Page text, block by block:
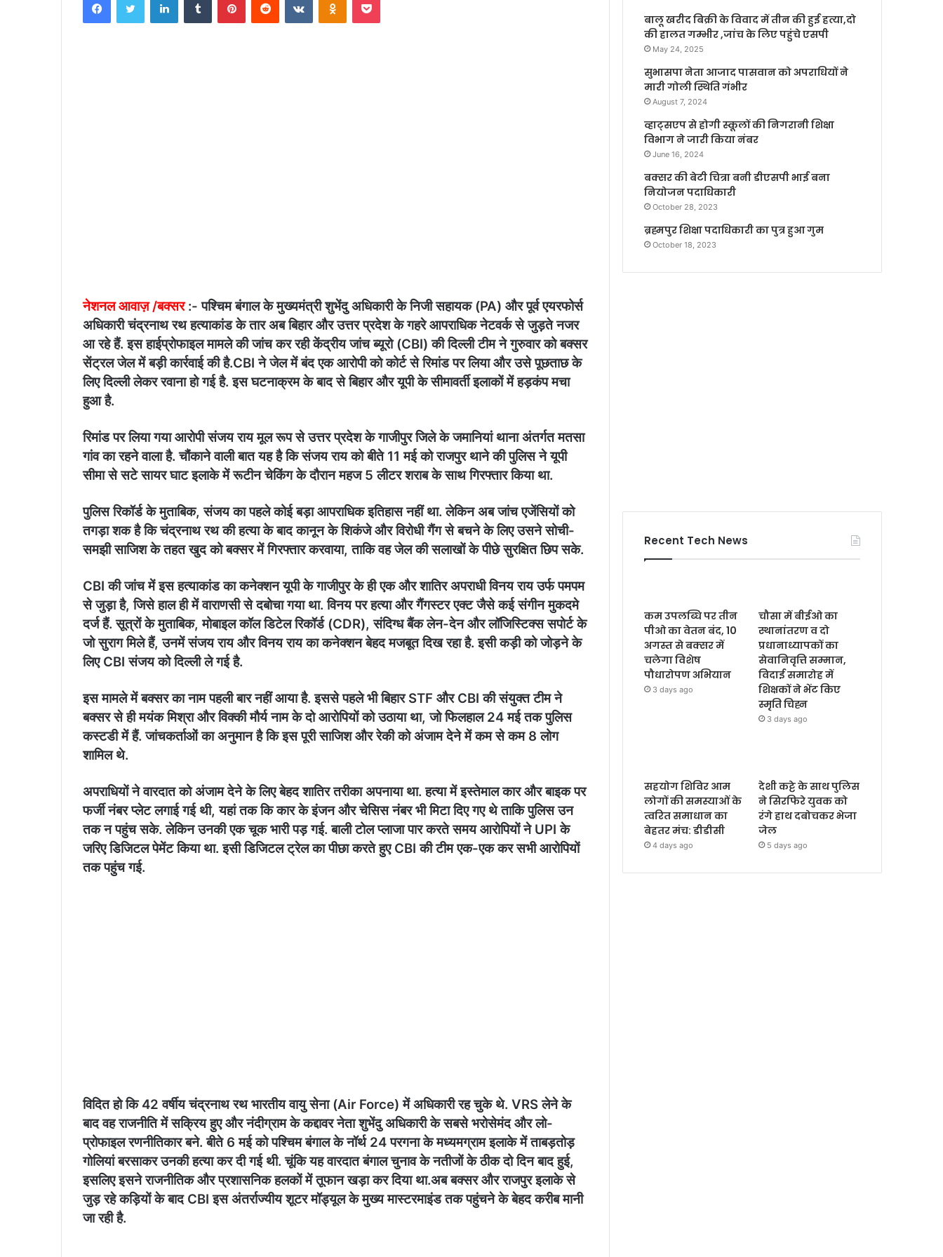
d
नेशनल आवाज़ /बक्सर:- पश्चिम बंगाल के मुख्यमंत्री शुभेंदु अधिकारी के निजी सहायक (PA) और पूर्व एयरफोर्स
अधिकारी चंद्रनाथ रथ हत्याकांड के तार अब बिहार और उत्तर प्रदेश के गहरे आपराधिक नेटवर्क से जुड़ते नजर
आ रहे हैं. इस हाईप्रोफाइल मामले की जांच कर रही केंद्रीय जांच ब्यूरो (CBI) की दिल्ली टीम ने गुरुवार को बक्सर
सेंट्रल जेल में बड़ी कार्रवाई की है.​CBI ने जेल में बंद एक आरोपी को कोर्ट से रिमांड पर लिया और उसे पूछताछ के
लिए दिल्ली लेकर रवाना हो गई है. इस घटनाक्रम के बाद से बिहार और यूपी के सीमावर्ती इलाकों में हड़कंप मचा
हुआ है.
​रिमांड पर लिया गया आरोपी संजय राय मूल रूप से उत्तर प्रदेश के गाजीपुर जिले के जमानियां थाना अंतर्गत मतसा
गांव का रहने वाला है. चौंकाने वाली बात यह है कि संजय राय को बीते 11 मई को राजपुर थाने की पुलिस ने यूपी
सीमा से सटे सायर घाट इलाके में रूटीन चेकिंग के दौरान महज 5 लीटर शराब के साथ गिरफ्तार किया था.
पुलिस रिकॉर्ड के मुताबिक, संजय का पहले कोई बड़ा आपराधिक इतिहास नहीं था. लेकिन अब जांच एजेंसियों को
तगड़ा शक है कि चंद्रनाथ रथ की हत्या के बाद कानून के शिकंजे और विरोधी गैंग से बचने के लिए उसने सोची-
समझी साजिश के तहत खुद को बक्सर में गिरफ्तार करवाया, ताकि वह जेल की सलाखों के पीछे सुरक्षित छिप सके.
CBI की जांच में इस हत्याकांड का कनेक्शन यूपी के गाजीपुर के ही एक और शातिर अपराधी विनय राय उर्फ पमपम
से जुड़ा है, जिसे हाल ही में वाराणसी से दबोचा गया था. विनय पर हत्या और गैंगस्टर एक्ट जैसे कई संगीन मुकदमे
दर्ज हैं. सूत्रों के मुताबिक, मोबाइल कॉल डिटेल रिकॉर्ड (CDR), संदिग्ध बैंक लेन-देन और लॉजिस्टिक्स सपोर्ट के
जो सुराग मिले हैं, उनमें संजय राय और विनय राय का कनेक्शन बेहद मजबूत दिख रहा है. इसी कड़ी को जोड़ने के
लिए CBI संजय को दिल्ली ले गई है.
इस मामले में बक्सर का नाम पहली बार नहीं आया है. इससे पहले भी बिहार STF और CBI की संयुक्त टीम ने
बक्सर से ही मयंक मिश्रा और विक्की मौर्य नाम के दो आरोपियों को उठाया था, जो फिलहाल 24 मई तक पुलिस
कस्टडी में हैं. जांचकर्ताओं का अनुमान है कि इस पूरी साजिश और रेकी को अंजाम देने में कम से कम 8 लोग
शामिल थे.
अपराधियों ने वारदात को अंजाम देने के लिए बेहद शातिर तरीका अपनाया था. हत्या में इस्तेमाल कार और बाइक पर
फर्जी नंबर प्लेट लगाई गई थी, यहां तक कि कार के इंजन और चेसिस नंबर भी मिटा दिए गए थे ताकि पुलिस उन
तक न पहुंच सके. लेकिन उनकी एक चूक भारी पड़ गई. बाली टोल प्लाजा पार करते समय आरोपियों ने UPI के
जरिए डिजिटल पेमेंट किया था. इसी डिजिटल ट्रेल का पीछा करते हुए CBI की टीम एक-एक कर सभी आरोपियों
तक पहुंच गई.
विदित हो कि 42 वर्षीय चंद्रनाथ रथ भारतीय वायु सेना (Air Force) में अधिकारी रह चुके थे. VRS लेने के
बाद वह राजनीति में सक्रिय हुए और नंदीग्राम के कद्दावर नेता शुभेंदु अधिकारी के सबसे भरोसेमंद और लो-
प्रोफाइल रणनीतिकार बने. बीते 6 मई को पश्चिम बंगाल के नॉर्थ 24 परगना के मध्यमग्राम इलाके में ताबड़तोड़
गोलियां बरसाकर उनकी हत्या कर दी गई थी. चूंकि यह वारदात बंगाल चुनाव के नतीजों के ठीक दो दिन बाद हुई,
इसलिए इसने राजनीतिक और प्रशासनिक हलकों में तूफान खड़ा कर दिया था.​अब बक्सर और राजपुर इलाके से
जुड़ रहे कड़ियों के बाद CBI इस अंतर्राज्यीय शूटर मॉड्यूल के मुख्य मास्टरमाइंड तक पहुंचने के बेहद करीब मानी
जा रही है.
बालू खरीद बिक्री के विवाद में तीन की हुई हत्या,दो
की हालत गम्भीर ,जांच के लिए पहुंचे एसपी
May 24, 2025
सुभासपा नेता आजाद पासवान को अपराधियों ने
मारी गोली स्थिति गंभीर
August 7, 2024
व्हाट्सएप से होगी स्कूलों की निगरानी शिक्षा
विभाग ने जारी किया नंबर
June 16, 2024
बक्सर की बेटी चित्रा बनी डीएसपी भाई बना
नियोजन पदाधिकारी
October 28, 2023
ब्रह्मपुर शिक्षा पदाधिकारी का पुत्र हुआ गुम
October 18, 2023
Recent Tech News
कम उपलब्धि पर तीन
पीओ का वेतन बंद, 10
अगस्त से बक्सर में
चलेगा विशेष
पौधारोपण अभियान
3 days ago
चौसा में बीईओ का
स्थानांतरण व दो
प्रधानाध्यापकों का
सेवानिवृत्ति सम्मान,
विदाई समारोह में
शिक्षकों ने भेंट किए
स्मृति चिह्न
3 days ago
सहयोग शिविर आम
लोगों की समस्याओं के
त्वरित समाधान का
बेहतर मंच: डीडीसी
4 days ago
देशी कट्टे के साथ पुलिस
ने सिरफिरे युवक को
रंगे हाथ दबोचकर भेजा
जेल
5 days ago